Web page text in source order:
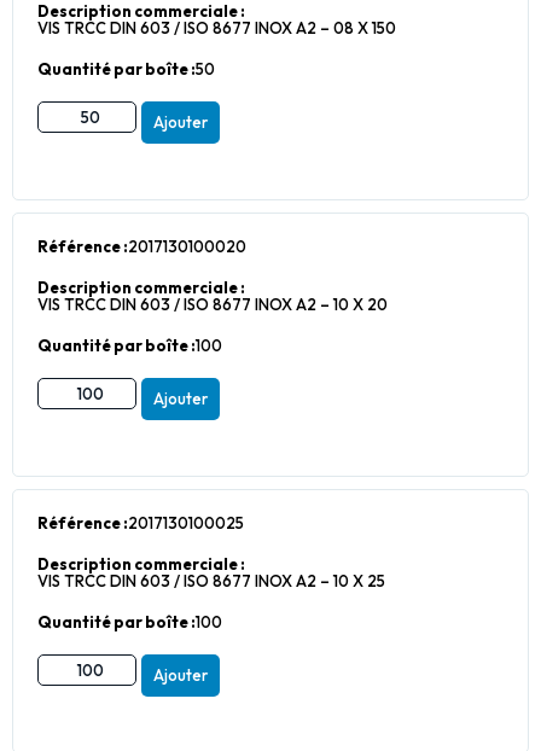
Description commerciale :
VIS TRCC DIN 603 / ISO 8677 INOX A2 – 08 X 150
Quantité par boîte :50
Ajouter
Référence :2017130100020
Description commerciale :
VIS TRCC DIN 603 / ISO 8677 INOX A2 – 10 X 20
Quantité par boîte :100
Ajouter
Référence :2017130100025
Description commerciale :
VIS TRCC DIN 603 / ISO 8677 INOX A2 – 10 X 25
Quantité par boîte :100
Ajouter